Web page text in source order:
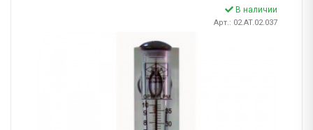
В наличии
Арт.: 02.AT.02.037